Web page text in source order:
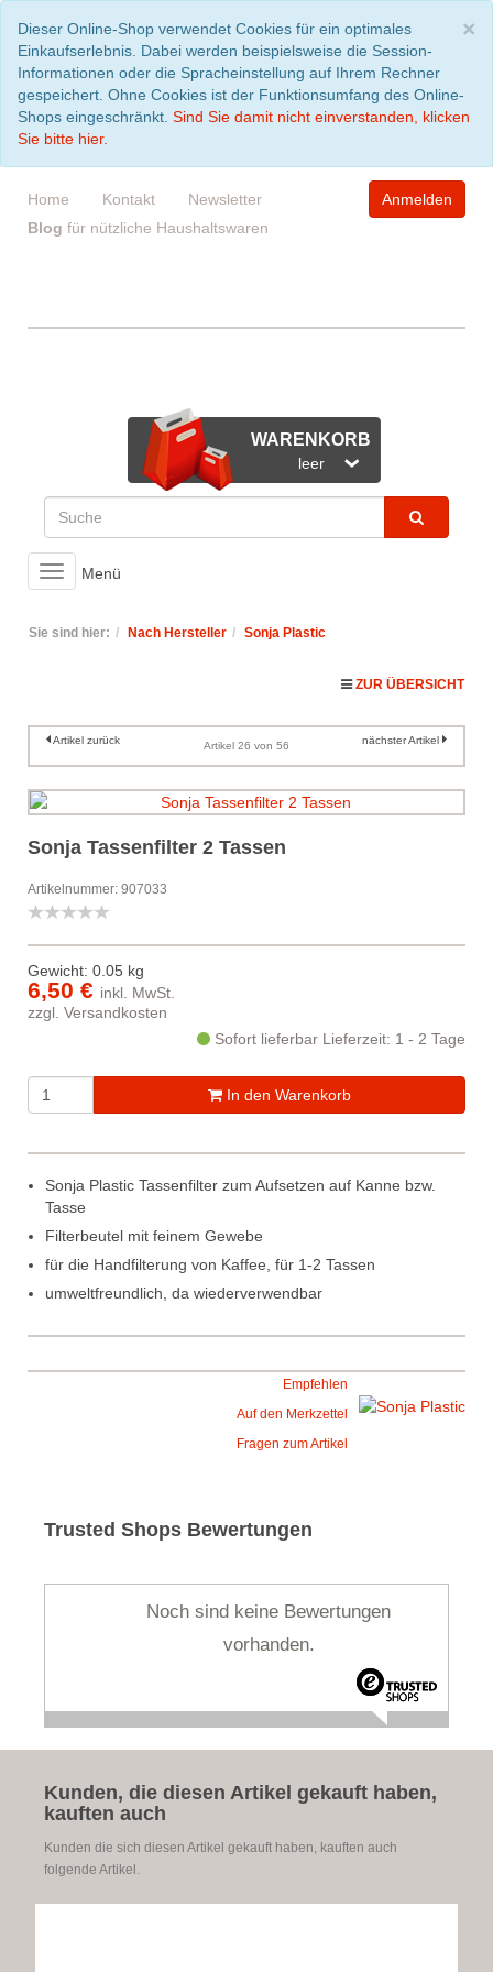
×
Dieser Online-Shop verwendet Cookies für ein optimales
Einkaufserlebnis. Dabei werden beispielsweise die Session-
Informationen oder die Spracheinstellung auf Ihrem Rechner
gespeichert. Ohne Cookies ist der Funktionsumfang des Online-
Shops eingeschränkt. Sind Sie damit nicht einverstanden, klicken
Sie bitte hier.
Home Kontakt
Newsletter
Blog für nützliche Haushaltswaren
Anmelden
WARENKORB
leer
Toggle
navigation
Menü
Sie sind hier: Nach Hersteller Sonja Plastic
ZUR ÜBERSICHT
Artikel zurück Artikel 26 von 56 nächster Artikel
Sonja Tassenfilter 2 Tassen
Artikelnummer: 907033
Gewicht: 0.05 kg
6,50 € inkl. MwSt.
zzgl. Versandkosten
Sofort lieferbar Lieferzeit: 1 - 2 Tage
In den Warenkorb
Sonja Plastic Tassenfilter zum Aufsetzen auf Kanne bzw.
Tasse
Filterbeutel mit feinem Gewebe
für die Handfilterung von Kaffee, für 1-2 Tassen
umweltfreundlich, da wiederverwendbar
Empfehlen
Auf den Merkzettel
Fragen zum Artikel
Trusted Shops Bewertungen
Noch sind keine Bewertungen
vorhanden.
Kunden, die diesen Artikel gekauft haben,
kauften auch
Kunden die sich diesen Artikel gekauft haben, kauften auch
folgende Artikel.